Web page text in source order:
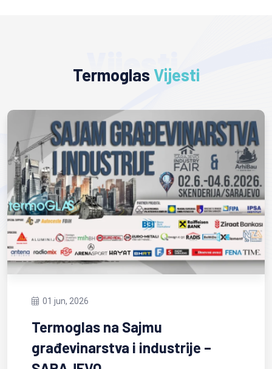
Vijesti
Termoglas Vijesti
Sajmu
i industrije –